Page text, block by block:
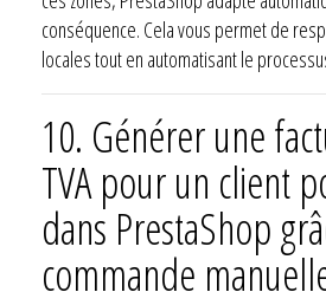
conséquence. Cela vous permet de
locales tout en automatisant le
10. Générer une
TVA pour un client
dans PrestaShop
commande